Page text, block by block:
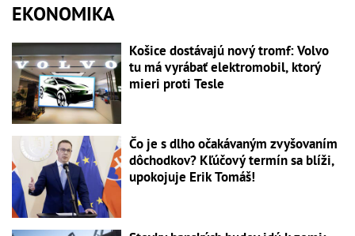
EKONOMIKA
Košice dostávajú nový tromf: Volvo
tu má vyrábať elektromobil, ktorý
mieri proti Tesle
Čo je s dlho očakávaným zvyšovaním
dôchodkov? Kľúčový termín sa blíži,
upokojuje Erik Tomáš!